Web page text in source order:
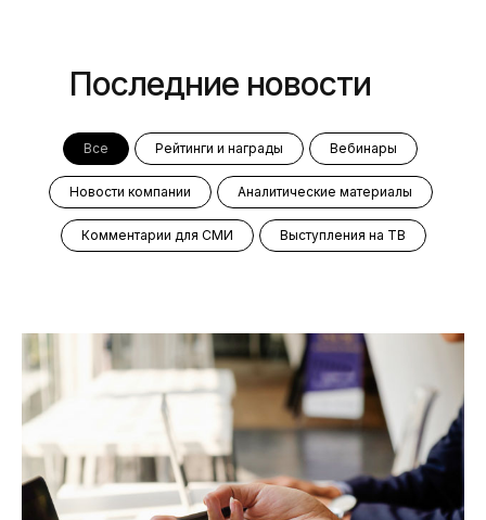
Последние новости
Все Рейтинги и награды Вебинары
Новости компании Аналитические материалы
Комментарии для СМИ Выступления на ТВ